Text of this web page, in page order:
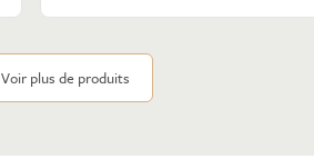
Voir plus de produits